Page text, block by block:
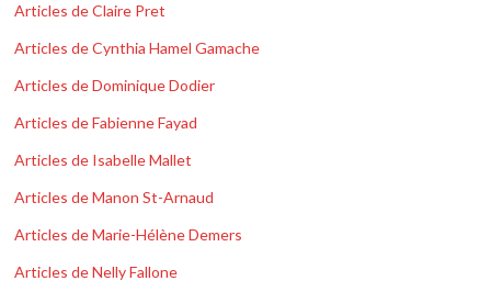
Articles de Claire Pret
Articles de Cynthia Hamel Gamache
Articles de Dominique Dodier
Articles de Fabienne Fayad
Articles de Isabelle Mallet
Articles de Manon St-Arnaud
Articles de Marie-Hélène Demers
Articles de Nelly Fallone